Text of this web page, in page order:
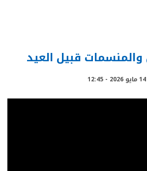
والمنسمات قبيل العيد